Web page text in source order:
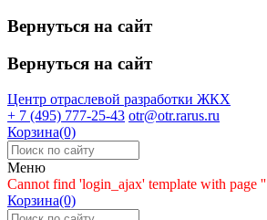
Вернуться на сайт
Вернуться на сайт
Центр отраслевой разработки ЖКХ
+ 7 (495) 777-25-43 otr@otr.rarus.ru
Корзина(0)
Меню
Cannot find 'login_ajax' template with page ''
Корзина(0)